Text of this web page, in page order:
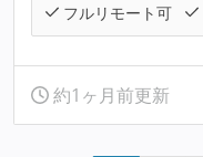
フルリモート可
約1ヶ月前更新